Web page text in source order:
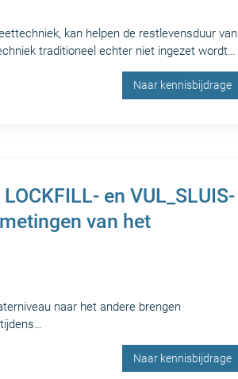
kan helpen de restlevensduur van
traditioneel echter niet ingezet wordt…
Naar kennisbijdrage
en VUL_SLUIS-
van het
naar het andere brengen
Naar kennisbijdrage